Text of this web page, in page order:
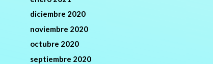
diciembre 2020
noviembre 2020
octubre 2020
septiembre 2020